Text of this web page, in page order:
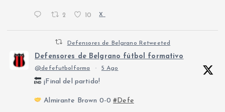
2 10 X
Defensores de Belgrano Retweeted
Defensores de Belgrano fútbol formativo
@defefutbolforma · 5 Ago
¡Final del partido!
Almirante Brown 0-0#Defe